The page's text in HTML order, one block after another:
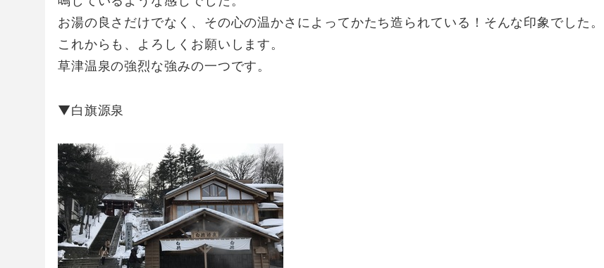
お湯の良さだけでなく、その心の温かさによってかたち造られている！そんな印象でした。
これからも、よろしくお願いします。
草津温泉の強烈な強みの一つです。
▼白旗源泉